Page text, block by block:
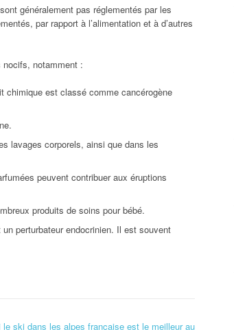
généralement pas réglementés par les
par rapport à l’alimentation et à d’autres
notamment :
chimique est classé comme cancérogène
lavages corporels, ainsi que dans les
peuvent contribuer aux éruptions
produits de soins pour bébé.
perturbateur endocrinien. Il est souvent
le ski dans les alpes française est le meilleur au